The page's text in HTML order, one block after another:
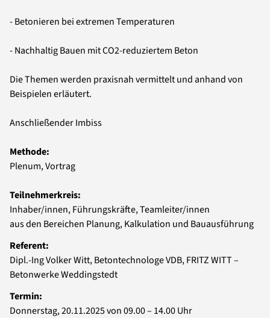
- Betonieren bei extremen Temperaturen
- Nachhaltig Bauen mit CO2-reduziertem Beton
Die Themen werden praxisnah vermittelt und anhand von
Beispielen erläutert.
Anschließender Imbiss
Methode:
Plenum, Vortrag
Teilnehmerkreis:
Inhaber/innen, Führungskräfte, Teamleiter/innen
aus den Bereichen Planung, Kalkulation und Bauausführung
Referent:
Dipl.-Ing Volker Witt, Betontechnologe VDB, FRITZ WITT –
Betonwerke Weddingstedt
Termin:
Donnerstag, 20.11.2025 von 09.00 – 14.00 Uhr